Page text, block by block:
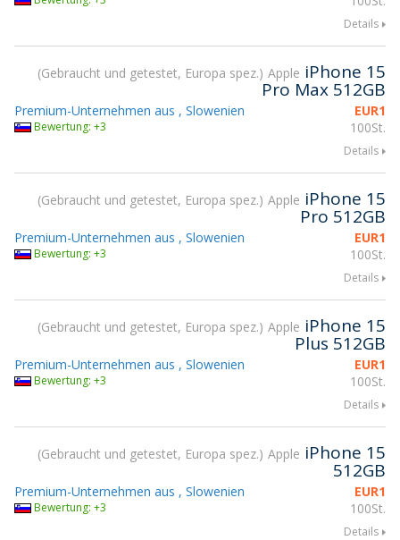
Details
Gebraucht und getestet, Europa spez. Apple iPhone 15
Pro Max 512GB
EUR1
100St.
Premium-Unternehmen aus , Slowenien
Bewertung: +3
Details
Gebraucht und getestet, Europa spez. Apple iPhone 15
Pro 512GB
EUR1
100St.
Premium-Unternehmen aus , Slowenien
Bewertung: +3
Details
Gebraucht und getestet, Europa spez. Apple iPhone 15
Plus 512GB
EUR1
100St.
Premium-Unternehmen aus , Slowenien
Bewertung: +3
Details
Gebraucht und getestet, Europa spez. Apple iPhone 15
512GB
EUR1
100St.
Premium-Unternehmen aus , Slowenien
Bewertung: +3
Details